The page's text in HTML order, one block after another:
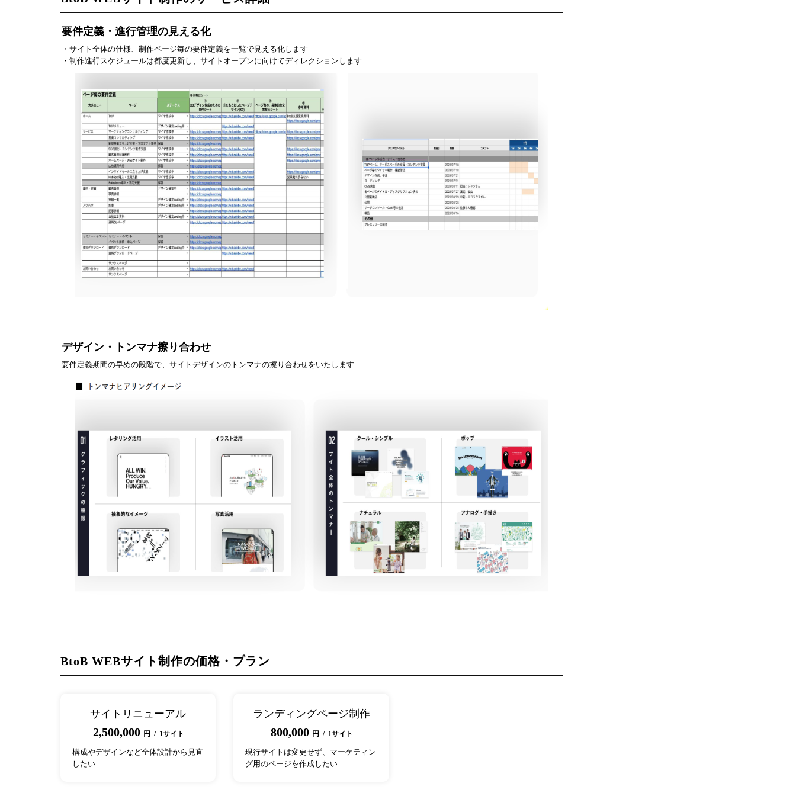
要件定義・進行管理の見える化
・サイト全体の仕様、制作ページ毎の要件定義を一覧で見える化します
・制作進行スケジュールは都度更新し、サイトオープンに向けてディレクションします
デザイン・トンマナ擦り合わせ
要件定義期間の早めの段階で、サイトデザインのトンマナの擦り合わせをいたします
BtoB WEBサイト制作の価格・プラン
サイトリニューアル
2,500,000 円 / 1サイト
構成やデザインなど全体設計から見直
したい
ランディングページ制作
800,000 円 / 1サイト
現行サイトは変更せず、マーケティン
グ用のページを作成したい